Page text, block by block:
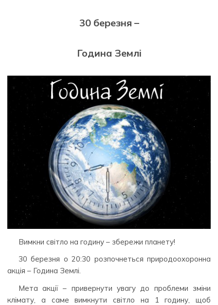
30 березня –
Година Землі
Вимкни світло на годину – збережи планету!
30 березня о 20:30 розпочнеться природоохоронна
акція – Година Землі.
Мета акції – привернути увагу до проблеми зміни
клімату, а саме вимкнути світло на 1 годину, щоб